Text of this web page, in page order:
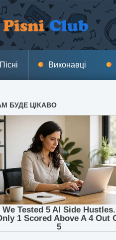
Пісні Виконавці